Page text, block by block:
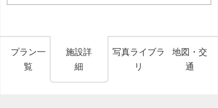
プラン一
覧
施設詳
細
写真ライブラ
リ
地図・交
通